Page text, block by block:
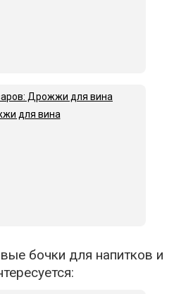
для вина
бочки для напитков и